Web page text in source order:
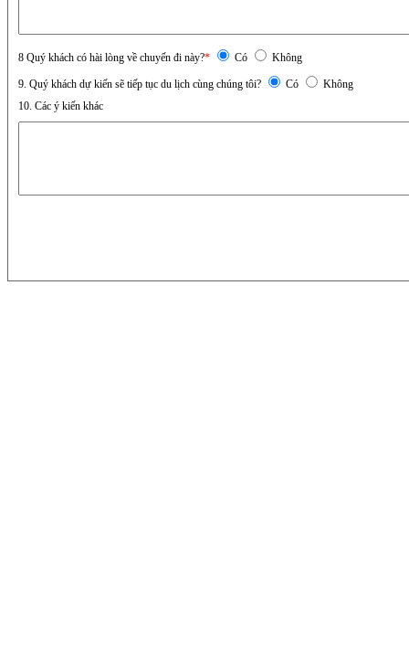
8 Quý khách có hài lòng về chuyến đi này?* Có Không
9. Quý khách dự kiến sẽ tiếp tục du lịch cùng chúng tôi? Có
Không
10. Các ý kiến khác